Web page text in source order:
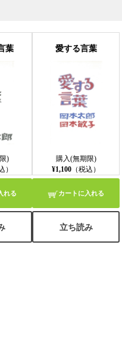
葉
)
）
れる
愛する言葉
購入(無期限)
¥1,100 （税込）
カートに入れる
立ち読み